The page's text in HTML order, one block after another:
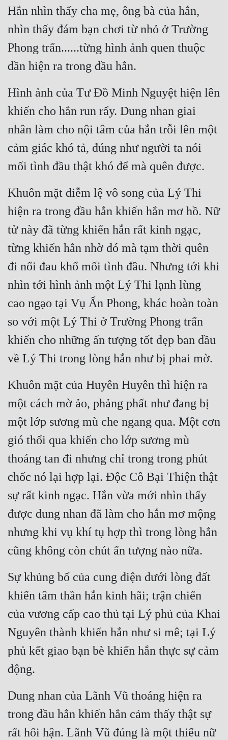
Huyền Nghi
Huyền Ảo
Hài Hước
Hệ Thống
Học Đường
Khoa Huyễn
Khoa Huyễn Không Gian
Kinh Dị
Kiếm Hiệp
Kỳ Huyễn
Kỳ Ảo
Linh Dị
Làm Giàu
Lịch Sử
Mỹ Thực
Ngôn Tình
Nữ Phụ
Phong Thủy - Tâm Linh
Phương Tây
Phản Phái
Quan Trường
Quân Sự
Sảng Văn
Sủng
Thanh Xuân
Tiên Hiệp
Tiểu Thuyết
Trùng Sinh
Trọng Sinh
Hắn nhìn thấy cha mẹ, ông bà của hắn,
nhìn thấy đám bạn chơi từ nhỏ ở Trường
Phong trấn......từng hình ảnh quen thuộc
dần hiện ra trong đầu hắn.
Hình ảnh của Tư Đồ Minh Nguyệt hiện lên
khiến cho hắn run rẩy. Dung nhan giai
nhân làm cho nội tâm của hắn trỗi lên một
cảm giác khó tả, đúng như người ta nói
mối tình đầu thật khó để mà quên được.
Khuôn mặt diễm lệ vô song của Lý Thi
hiện ra trong đầu hắn khiến hắn mơ hồ. Nữ
tử này đã từng khiến hắn rất kinh ngạc,
từng khiến hắn nhờ đó mà tạm thời quên
đi nổi đau khổ mối tình đầu. Nhưng tới khi
nhìn tới hình ảnh một Lý Thi lạnh lùng
cao ngạo tại Vụ Ẩn Phong, khác hoàn toàn
so với một Lý Thi ở Trường Phong trấn
khiến cho những ấn tượng tốt đẹp ban đầu
về Lý Thi trong lòng hắn như bị phai mờ.
Khuôn mặt của Huyên Huyên thì hiện ra
một cách mờ ảo, phảng phất như đang bị
một lớp sương mù che ngang qua. Một cơn
gió thổi qua khiến cho lớp sương mù
thoáng tan đi nhưng chỉ trong trong phút
chốc nó lại hợp lại. Độc Cô Bại Thiện thật
sự rất kinh ngạc. Hắn vừa mới nhìn thấy
được dung nhan đã làm cho hắn mơ mộng
nhưng khi vụ khí tụ hợp thì trong lòng hắn
cũng không còn chút ấn tượng nào nữa.
Sự khủng bố của cung điện dưới lòng đất
khiến tâm thần hắn kinh hãi; trận chiến
của vương cấp cao thủ tại Lý phủ của Khai
Nguyên thành khiến hắn như si mê; tại Lý
phủ kết giao bạn bè khiến hắn thực sự cảm
động.
Dung nhan của Lãnh Vũ thoáng hiện ra
trong đầu hắn khiến hắn cảm thấy thật sự
rất hối hận. Lãnh Vũ đúng là một thiếu nữ